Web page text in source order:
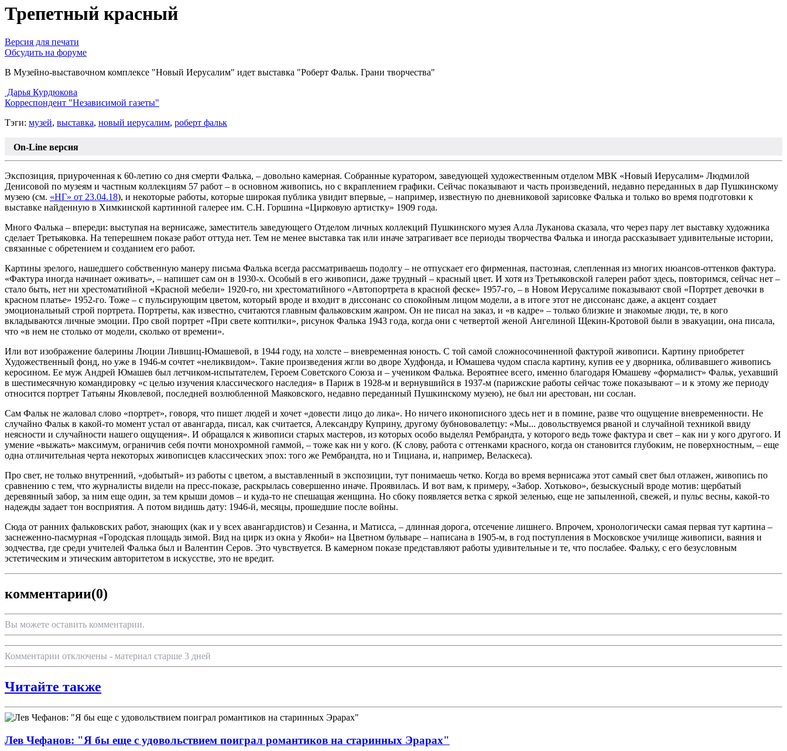
Трепетный красный
Версия для печати
Обсудить на форуме
В Музейно-выставочном комплексе "Новый Иерусалим" идет выставка "Роберт Фальк. Грани творчества"
Дарья Курдюкова
Корреспондент "Независимой газеты"
Тэги: музей, выставка, новый иерусалим, роберт фальк
On-Line версия
Экспозиция, приуроченная к 60-летию со дня смерти Фалька, – довольно камерная. Собранные куратором, заведующей художественным отделом МВК «Новый Иерусалим» Людмилой
Денисовой по музеям и частным коллекциям 57 работ – в основном живопись, но с вкраплением графики. Сейчас показывают и часть произведений, недавно переданных в дар Пушкинскому
музею (см. «НГ» от 23.04.18), и некоторые работы, которые широкая публика увидит впервые, – например, известную по дневниковой зарисовке Фалька и только во время подготовки к
выставке найденную в Химкинской картинной галерее им. С.Н. Горшина «Цирковую артистку» 1909 года.
Много Фалька – впереди: выступая на вернисаже, заместитель заведующего Отделом личных коллекций Пушкинского музея Алла Луканова сказала, что через пару лет выставку художника
сделает Третьяковка. На теперешнем показе работ оттуда нет. Тем не менее выставка так или иначе затрагивает все периоды творчества Фалька и иногда рассказывает удивительные истории,
связанные с обретением и созданием его работ.
Картины зрелого, нашедшего собственную манеру письма Фалька всегда рассматриваешь подолгу – не отпускает его фирменная, пастозная, слепленная из многих нюансов-оттенков фактура.
«Фактура иногда начинает оживать», – напишет сам он в 1930-х. Особый в его живописи, даже трудный – красный цвет. И хотя из Третьяковской галереи работ здесь, повторимся, сейчас нет –
стало быть, нет ни хрестоматийной «Красной мебели» 1920-го, ни хрестоматийного «Автопортрета в красной феске» 1957-го, – в Новом Иерусалиме показывают свой «Портрет девочки в
красном платье» 1952-го. Тоже – с пульсирующим цветом, который вроде и входит в диссонанс со спокойным лицом модели, а в итоге этот не диссонанс даже, а акцент создает
эмоциональный строй портрета. Портреты, как известно, считаются главным фальковским жанром. Он не писал на заказ, и «в кадре» – только близкие и знакомые люди, те, в кого
вкладываются личные эмоции. Про свой портрет «При свете коптилки», рисунок Фалька 1943 года, когда они с четвертой женой Ангелиной Щекин-Кротовой были в эвакуации, она писала,
что «в нем не столько от модели, сколько от времени».
Или вот изображение балерины Люции Лившиц-Юмашевой, в 1944 году, на холсте – вневременная юность. С той самой сложносочиненной фактурой живописи. Картину приобретет
Художественный фонд, но уже в 1946-м сочтет «неликвидом». Такие произведения жгли во дворе Худфонда, и Юмашева чудом спасла картину, купив ее у дворника, обливавшего живопись
керосином. Ее муж Андрей Юмашев был летчиком-испытателем, Героем Советского Союза и – учеником Фалька. Вероятнее всего, именно благодаря Юмашеву «формалист» Фальк, уехавший
в шестимесячную командировку «с целью изучения классического наследия» в Париж в 1928-м и вернувшийся в 1937-м (парижские работы сейчас тоже показывают – и к этому же периоду
относится портрет Татьяны Яковлевой, последней возлюбленной Маяковского, недавно переданный Пушкинскому музею), не был ни арестован, ни сослан.
Сам Фальк не жаловал слово «портрет», говоря, что пишет людей и хочет «довести лицо до лика». Но ничего иконописного здесь нет и в помине, разве что ощущение вневременности. Не
случайно Фальк в какой-то момент устал от авангарда, писал, как считается, Александру Куприну, другому бубнововалетцу: «Мы... довольствуемся рваной и случайной техникой ввиду
неясности и случайности нашего ощущения». И обращался к живописи старых мастеров, из которых особо выделял Рембрандта, у которого ведь тоже фактура и свет – как ни у кого другого. И
умение «выжать» максимум, ограничив себя почти монохромной гаммой, – тоже как ни у кого. (К слову, работа с оттенками красного, когда он становится глубоким, не поверхностным, – еще
одна отличительная черта некоторых живописцев классических эпох: того же Рембрандта, но и Тициана, и, например, Веласкеса).
Про свет, не только внутренний, «добытый» из работы с цветом, а выставленный в экспозиции, тут понимаешь четко. Когда во время вернисажа этот самый свет был отлажен, живопись по
сравнению с тем, что журналисты видели на пресс-показе, раскрылась совершенно иначе. Проявилась. И вот вам, к примеру, «Забор. Хотьково», безыскусный вроде мотив: щербатый
деревянный забор, за ним еще один, за тем крыши домов – и куда-то не спешащая женщина. Но сбоку появляется ветка с яркой зеленью, еще не запыленной, свежей, и пульс весны, какой-то
надежды задает тон восприятия. А потом видишь дату: 1946-й, месяцы, прошедшие после войны.
Сюда от ранних фальковских работ, знающих (как и у всех авангардистов) и Сезанна, и Матисса, – длинная дорога, отсечение лишнего. Впрочем, хронологически самая первая тут картина –
заснеженно-пасмурная «Городская площадь зимой. Вид на цирк из окна у Якоби» на Цветном бульваре – написана в 1905-м, в год поступления в Московское училище живописи, ваяния и
зодчества, где среди учителей Фалька был и Валентин Серов. Это чувствуется. В камерном показе представляют работы удивительные и те, что послабее. Фальку, с его безусловным
эстетическим и этическим авторитетом в искусстве, это не вредит.
комментарии(0)
Вы можете оставить комментарии.
Комментарии отключены - материал старше 3 дней
Читайте также
Лев Чефанов: "Я бы еще с удовольствием поиграл романтиков на старинных Эрарах"